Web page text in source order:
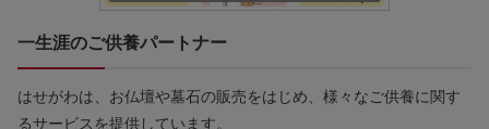
一生涯のご供養パートナー
はせがわは、お仏壇や墓石の販売をはじめ、様々なご供養に関す
るサービスを提供しています。